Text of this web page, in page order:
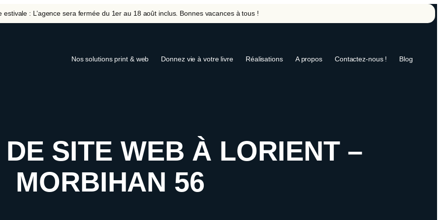
estivale : L’agence sera fermée du 1er au 18 août inclus. Bonnes vacances à tous !
Nos solutions print & web Donnez vie à votre livre Réalisations A propos Contactez-nous ! Blog
SITE WEB À LORIENT –
MORBIHAN 56